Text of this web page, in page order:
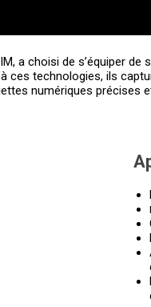
a choisi de s’équiper
ces technologies, ils
numériques précises